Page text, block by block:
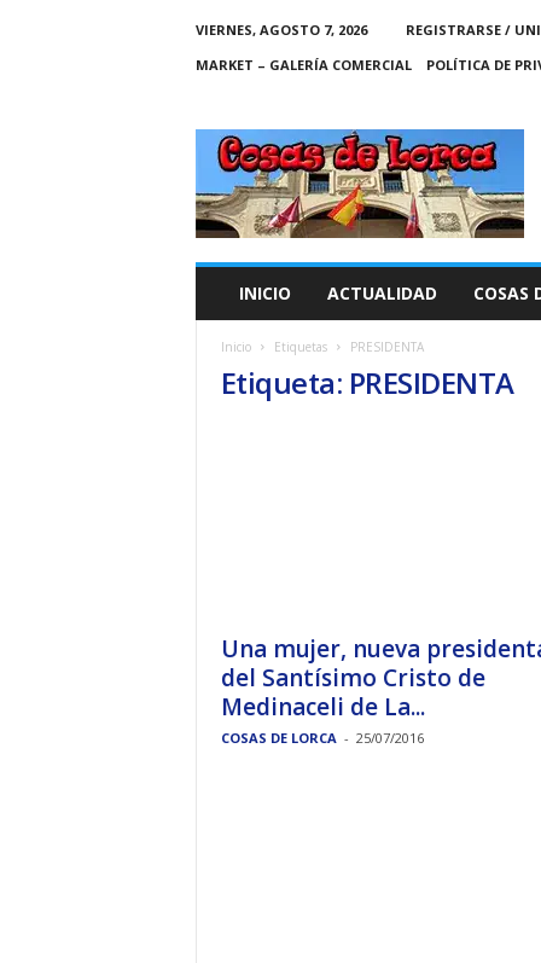
VIERNES, AGOSTO 7, 2026
REGISTRARSE /
MARKET – GALERÍA COMERCIAL
POLÍTICA DE
C
A
S
INICIO ACTUALIDAD COSAS
Inicio Etiquetas PRESIDENTA
Etiqueta: PRESIDENTA
Una mujer, nueva
del Santísimo Cristo de
Medinaceli de La...
COSAS DE LORCA - 25/07/2016